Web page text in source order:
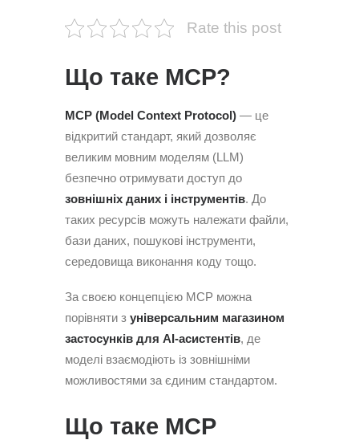
Rate this post
Що таке MCP?
MCP (Model Context Protocol) — це
відкритий стандарт, який дозволяє
великим мовним моделям (LLM)
безпечно отримувати доступ до
зовнішніх даних і інструментів. До
таких ресурсів можуть належати файли,
бази даних, пошукові інструменти,
середовища виконання коду тощо.
За своєю концепцією MCP можна
порівняти з універсальним магазином
застосунків для AI-асистентів, де
моделі взаємодіють із зовнішніми
можливостями за єдиним стандартом.
Що таке MCP